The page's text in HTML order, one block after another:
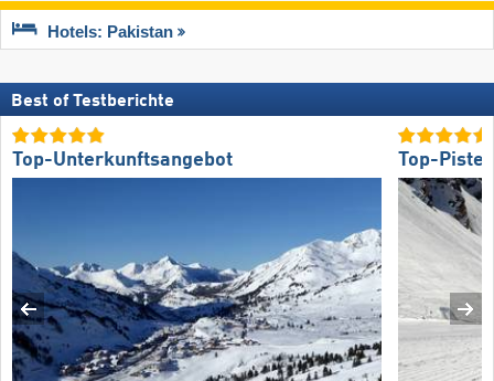
Hotels: Pakistan
Best of Testberichte
Top-Unterkunftsangebot Top-